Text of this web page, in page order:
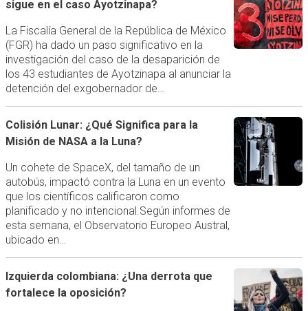
sigue en el caso Ayotzinapa?
La Fiscalía General de la República de México
(FGR) ha dado un paso significativo en la
investigación del caso de la desaparición de
los 43 estudiantes de Ayotzinapa al anunciar la
detención del exgobernador de…
Colisión Lunar: ¿Qué Significa para la
Misión de NASA a la Luna?
Un cohete de SpaceX, del tamaño de un
autobús, impactó contra la Luna en un evento
que los científicos calificaron como
planificado y no intencional.Según informes de
esta semana, el Observatorio Europeo Austral,
ubicado en…
Izquierda colombiana: ¿Una derrota que
fortalece la oposición?